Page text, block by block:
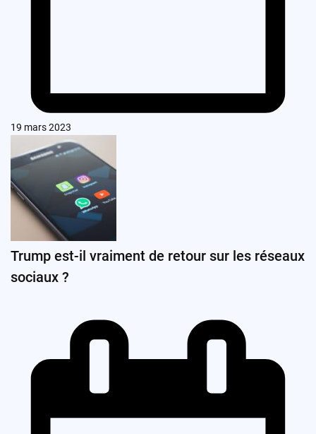
19 mars 2023
Trump est-il vraiment de retour sur les réseaux
sociaux ?